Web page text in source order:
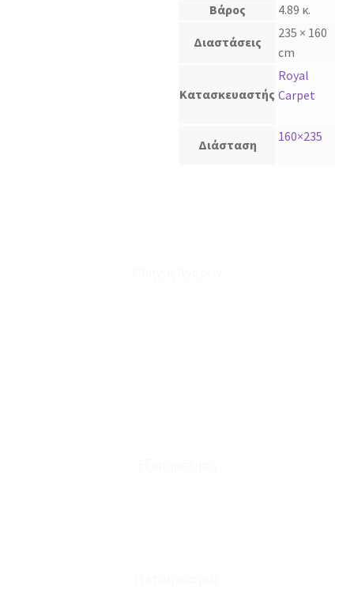
Βάρος 4.89 κ.
Διαστάσεις
235 × 160
cm
Κατασκευαστής
Royal
Carpet
Διάσταση
160×235